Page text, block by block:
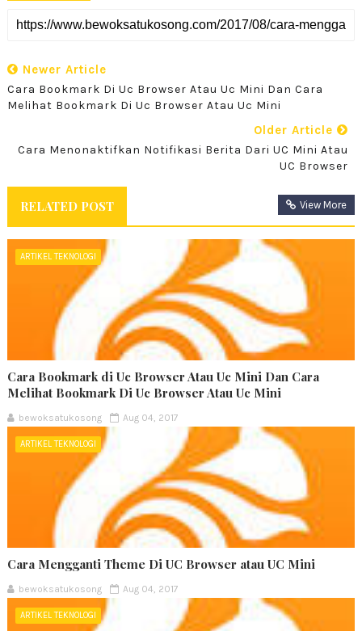
Newer Article
Cara Bookmark Di Uc Browser Atau Uc Mini Dan Cara
Melihat Bookmark Di Uc Browser Atau Uc Mini
Older Article
Cara Menonaktifkan Notifikasi Berita Dari UC Mini Atau
UC Browser
RELATED POST View More
ARTIKEL TEKNOLOGI
Cara Bookmark di Uc Browser Atau Uc Mini Dan Cara
Melihat Bookmark Di Uc Browser Atau Uc Mini
bewoksatukosong Aug 04, 2017
ARTIKEL TEKNOLOGI
Cara Mengganti Theme Di UC Browser atau UC Mini
bewoksatukosong Aug 04, 2017
ARTIKEL TEKNOLOGI